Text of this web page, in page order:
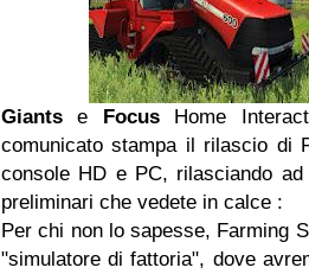
Giants e FocusHome
comunicato stampa il rilascio di
console HD e PC, rilasciando
preliminari che vedete in calce :
Per chi non lo sapesse, Farming
"simulatore di fattoria", dove